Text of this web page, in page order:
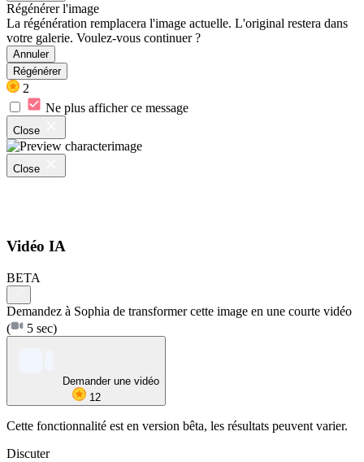
Régénérer l'image
La régénération remplacera l'image actuelle. L'original restera dans
votre galerie. Voulez-vous continuer ?
Annuler
Régénérer
2
Ne plus afficher ce message
Close
Close
Vidéo IA
BETA
Demandez à Sophia de transformer cette image en une courte vidéo
(
5 sec)
Demander une vidéo
12
Cette fonctionnalité est en version bêta, les résultats peuvent varier.
Discuter